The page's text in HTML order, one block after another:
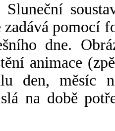
Sluneční
zadává pomocí
dne.
animace
den, měsíc
na době